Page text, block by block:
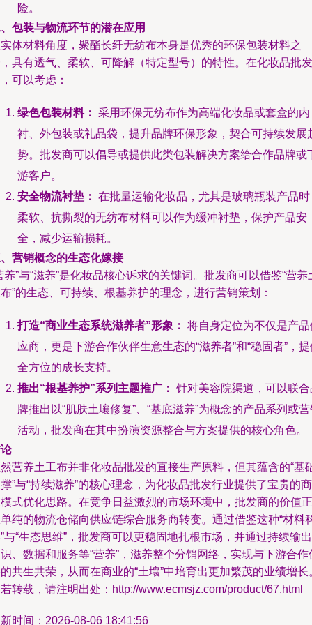
险。
包装与物流环节的潜在应用
体材料角度，聚酯长纤无纺布本身是优秀的环保包装材料之
具有透气、柔软、可降解（特定型号）的特性。在化妆品批发
可以考虑：
绿色包装材料： 采用环保无纺布作为高端化妆品或套盒的内
衬、外包装或礼品袋，提升品牌环保形象，契合可持续发展
势。批发商可以倡导或提供此类包装解决方案给合作品牌或
游客户。
安全物流衬垫： 在批量运输化妆品，尤其是玻璃瓶装产品时
柔软、抗撕裂的无纺布材料可以作为缓冲衬垫，保护产品安
全，减少运输损耗。
营销概念的生态化嫁接
养”与“滋养”是化妆品核心诉求的关键词。批发商可以借鉴“营养
”的生态、可持续、根基养护的理念，进行营销策划：
打造“商业生态系统滋养者”形象： 将自身定位为不仅是产品
应商，更是下游合作伙伴生意生态的“滋养者”和“稳固者”，
全方位的成长支持。
推出“根基养护”系列主题推广： 针对美容院渠道，可以联合
牌推出以“肌肤土壤修复”、“基底滋养”为概念的产品系列或
活动，批发商在其中扮演资源整合与方案提供的核心角色。
营养土工布并非化妆品批发的直接生产原料，但其蕴含的“基
”与“持续滋养”的核心理念，为化妆品批发行业提供了宝贵的商
式优化思路。在竞争日益激烈的市场环境中，批发商的价值正
纯的物流仓储向供应链综合服务商转变。通过借鉴这种“材料
与“生态思维”，批发商可以更稳固地扎根市场，并通过持续输出
、数据和服务等“营养”，滋养整个分销网络，实现与下游合作
共生共荣，从而在商业的“土壤”中培育出更加繁茂的业绩增长
转载，请注明出处：http://www.ecmsjz.com/product/67.html
时间：2026-08-06 18:41:56